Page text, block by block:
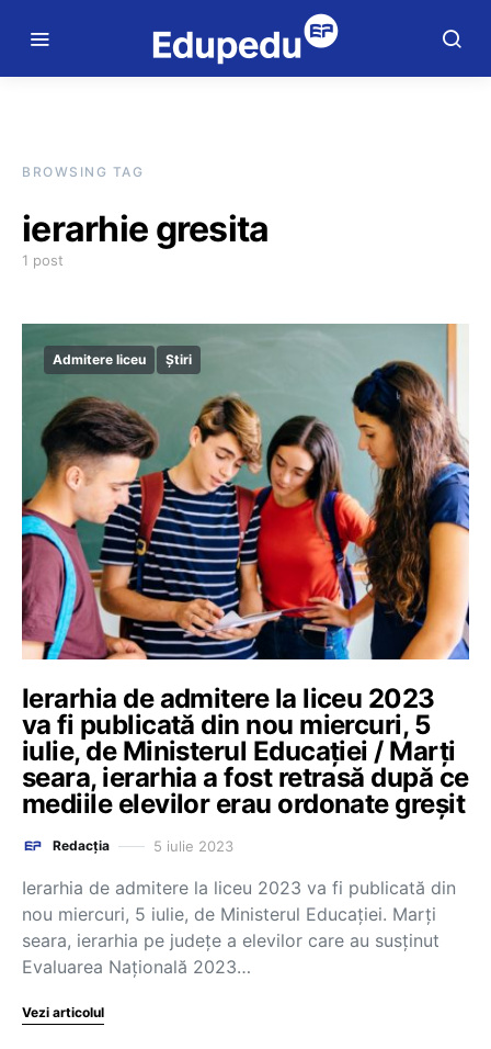
BROWSING TAG
ierarhie gresita
1 post
Admitere liceu Știri
Ierarhia de admitere la liceu 2023
va fi publicată din nou miercuri, 5
iulie, de Ministerul Educației / Marți
seara, ierarhia a fost retrasă după ce
mediile elevilor erau ordonate greșit
Redacția 5 iulie 2023
Ierarhia de admitere la liceu 2023 va fi publicată din
nou miercuri, 5 iulie, de Ministerul Educației. Marți
seara, ierarhia pe județe a elevilor care au susținut
Evaluarea Națională 2023…
Vezi articolul